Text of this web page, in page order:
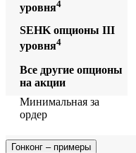
уровня4
SEHK опционы III
уровня4
Все другие опционы
на акции
Минимальная за
ордер
Гонконг – примеры